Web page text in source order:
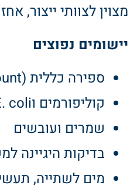
מצוין לצוותי ייצור,
יישומים נפוצים
ספירה כללית (Total Count)
קוליפורמים וE. coli
שמרים ועובשים
בדיקות היגיינה
מים לשתייה,